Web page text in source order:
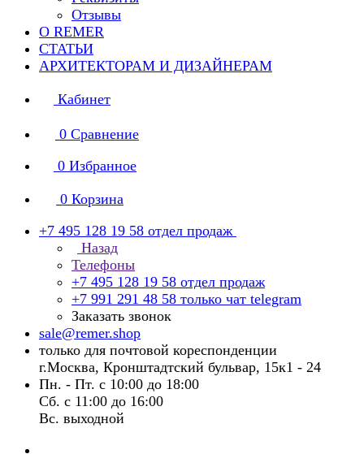
Отзывы
О REMER
СТАТЬИ
АРХИТЕКТОРАМ И ДИЗАЙНЕРАМ
Кабинет
0 Сравнение
0 Избранное
0 Корзина
+7 495 128 19 58 отдел продаж
Назад
Телефоны
+7 495 128 19 58 отдел продаж
+7 991 291 48 58 только чат telegram
Заказать звонок
sale@remer.shop
только для почтовой кореспонденции
г.Москва, Кронштадтский бульвар, 15к1 - 24
Пн. - Пт. с 10:00 до 18:00
Сб. с 11:00 до 16:00
Вс. выходной